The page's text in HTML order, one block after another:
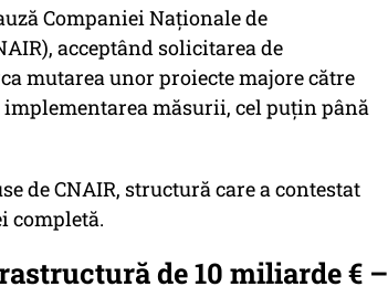
Companiei Naționale de
acceptând solicitarea de
mutarea unor proiecte majore către
implementarea măsurii, cel puțin până
de CNAIR, structură care a contestat
completă.
de 10 miliarde € –